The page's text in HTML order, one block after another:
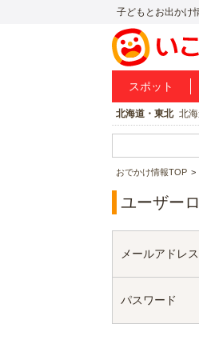
子どもとお出かけ
スポット
北海道・東北 北
おでかけ情報TOP
ユーザー
メールアドレス
パスワード